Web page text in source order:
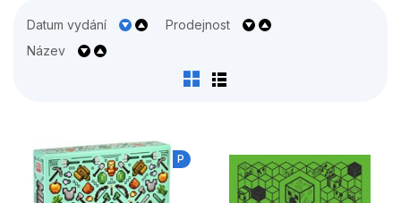
Beletrie pro děti
Beletrie pro dospělé
Dárkové zboží
Hobby
Datum vydání
Prodejnost
Název
P